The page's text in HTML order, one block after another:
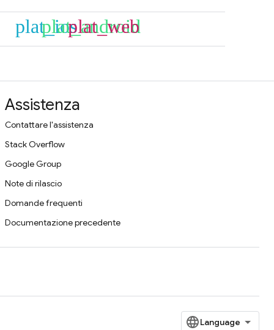
plat_ios
plat_android
plat_web
Assistenza
Contattare l'assistenza
Stack Overflow
Google Group
Note di rilascio
Domande frequenti
Documentazione precedente